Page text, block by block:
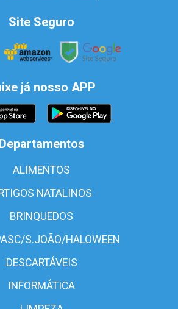
Site Seguro
já nosso APP
Departamentos
ALIMENTOS
NATALINOS
BRINQUEDOS
S.JOÃO/HALOWEEN
DESCARTÁVEIS
INFORMÁTICA